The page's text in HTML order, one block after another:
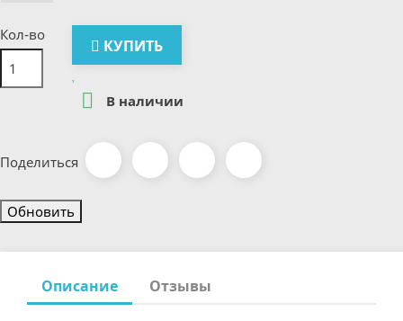
Кол-во
КУПИТЬ
 В наличии
Поделиться
Описание Отзывы